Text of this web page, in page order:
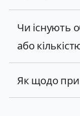
Чи існують
або
Як щодо